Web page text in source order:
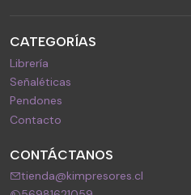
CATEGORÍAS
Librería
Señaléticas
Pendones
Contacto
CONTÁCTANOS
tienda@kimpresores.cl